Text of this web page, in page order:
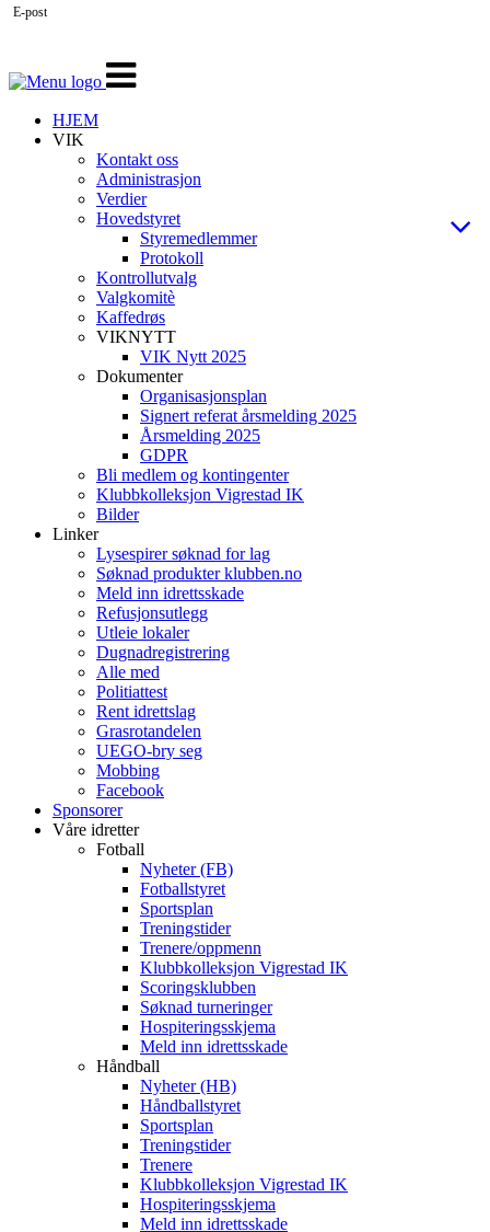
Veksle
navigasjon
HJEM
VIK
Kontakt oss
Administrasjon
Verdier
Hovedstyret
Styremedlemmer
Protokoll
Kontrollutvalg
Valgkomitè
Kaffedrøs
VIKNYTT
VIK Nytt 2025
Dokumenter
Organisasjonsplan
Signert referat årsmelding 2025
Årsmelding 2025
GDPR
Bli medlem og kontingenter
Klubbkolleksjon Vigrestad IK
Bilder
Linker
Lysespirer søknad for lag
Søknad produkter klubben.no
Meld inn idrettsskade
Refusjonsutlegg
Utleie lokaler
Dugnadregistrering
Alle med
Politiattest
Rent idrettslag
Grasrotandelen
UEGO-bry seg
Mobbing
Facebook
Sponsorer
Våre idretter
Fotball
Nyheter (FB)
Fotballstyret
Sportsplan
Treningstider
Trenere/oppmenn
Klubbkolleksjon Vigrestad IK
Scoringsklubben
Søknad turneringer
Hospiteringsskjema
Meld inn idrettsskade
Håndball
Nyheter (HB)
Håndballstyret
Sportsplan
Treningstider
Trenere
Klubbkolleksjon Vigrestad IK
Hospiteringsskjema
Meld inn idrettsskade
E-post